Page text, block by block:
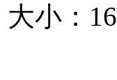
大小：